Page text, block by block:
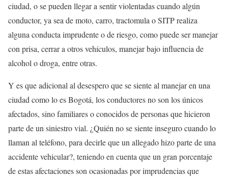
ciudad, o se pueden llegar a sentir violentadas cuando algún
conductor, ya sea de moto, carro, tractomula o SITP realiza
alguna conducta imprudente o de riesgo, como puede ser manejar
con prisa, cerrar a otros vehículos, manejar bajo influencia de
alcohol o droga, entre otras.
Y es que adicional al desespero que se siente al manejar en una
ciudad como lo es Bogotá, los conductores no son los únicos
afectados, sino familiares o conocidos de personas que hicieron
parte de un siniestro vial. ¿Quién no se siente inseguro cuando lo
llaman al teléfono, para decirle que un allegado hizo parte de una
accidente vehicular?, teniendo en cuenta que un gran porcentaje
de estas afectaciones son ocasionadas por imprudencias que